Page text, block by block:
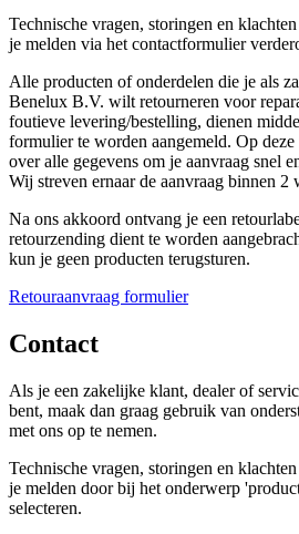
Technische vragen, storingen en
je melden via het contactformulier
Alle producten of onderdelen die je als
Benelux B.V. wilt retourneren voor
foutieve levering/bestelling, dienen
formulier te worden aangemeld. Op
over alle gegevens om je aanvraag snel
Wij streven ernaar de aanvraag binnen 2
Na ons akkoord ontvang je een
retourzending dient te worden
kun je geen producten terugsturen.
Retouraanvraag formulier
Contact
Als je een zakelijke klant, dealer of
bent, maak dan graag gebruik van
met ons op te nemen.
Technische vragen, storingen en
je melden door bij het onderwerp
selecteren.